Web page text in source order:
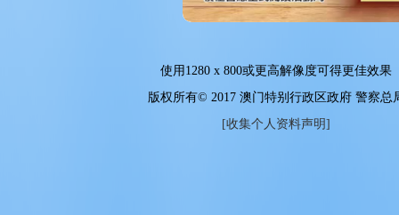
使用 1280 x 800或更高解像度可得更佳效果
版权所有© 2017 澳门特别行政区政府 警察总
[收集个人资料声明]